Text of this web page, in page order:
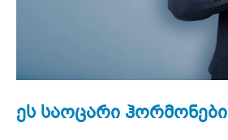
ეს საოცარი ჰორმონები